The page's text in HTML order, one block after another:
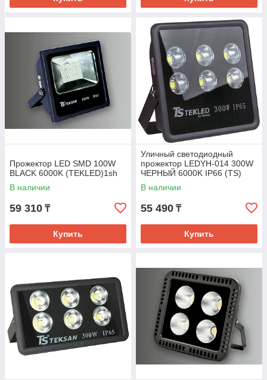
Прожектор LED SMD 100W
BLACK 6000K (TEKLED)1sh
В наличии
59 310 ₸
Купить
Уличный светодиодный
прожектор LEDYH-014 300W
ЧЕРНЫЙ 6000K IP66 (TS)
В наличии
55 490 ₸
Купить